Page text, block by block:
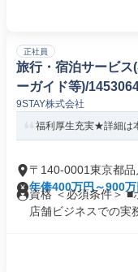
正社員
旅行・宿泊サービス
ーガイド等)/
9STAY株式会社
福利厚生充実★詳細は
〒140-0001東京都品
年俸400万円～900万
資格 ＜必須条件＞ ■
店舗ビジネスでの実